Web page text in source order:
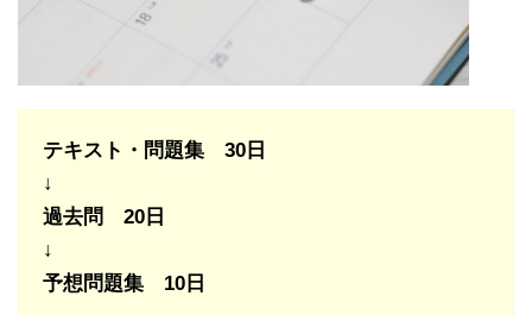
テキスト・問題集 30日
↓
過去問 20日
↓
予想問題集 10日